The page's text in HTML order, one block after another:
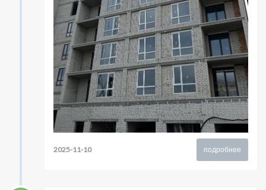
подробнее
2025-11-10